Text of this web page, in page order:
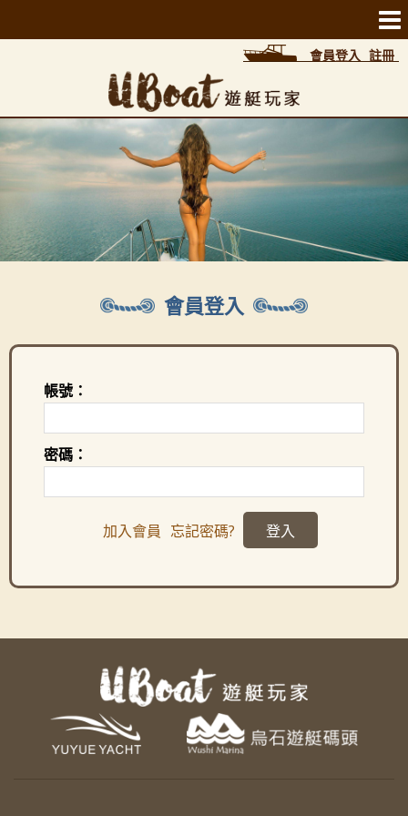
會員登入 註冊
會員登入
帳號：
密碼：
加入會員 忘記密碼?